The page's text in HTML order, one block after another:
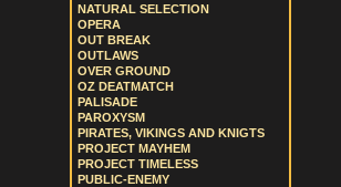
NATURAL SELECTION
OPERA
OUT BREAK
OUTLAWS
OVER GROUND
OZ DEATMATCH
PALISADE
PAROXYSM
PIRATES, VIKINGS AND KNIGTS
PROJECT MAYHEM
PROJECT TIMELESS
PUBLIC-ENEMY